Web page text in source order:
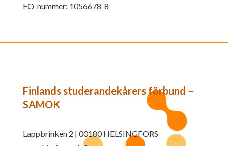
FO-nummer: 1056678-8
Finlands studerandekårers förbund –
SAMOK
Lappbrinken 2 | 00180 HELSINGFORS